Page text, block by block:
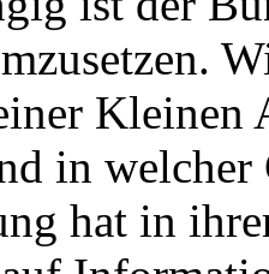
Kleinen
in
hat in